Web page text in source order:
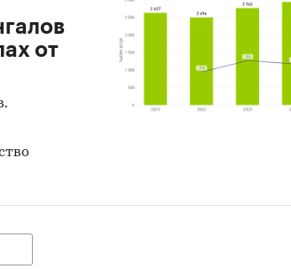
Современные статистические
на мнение экспертов.
авторов и не является
от